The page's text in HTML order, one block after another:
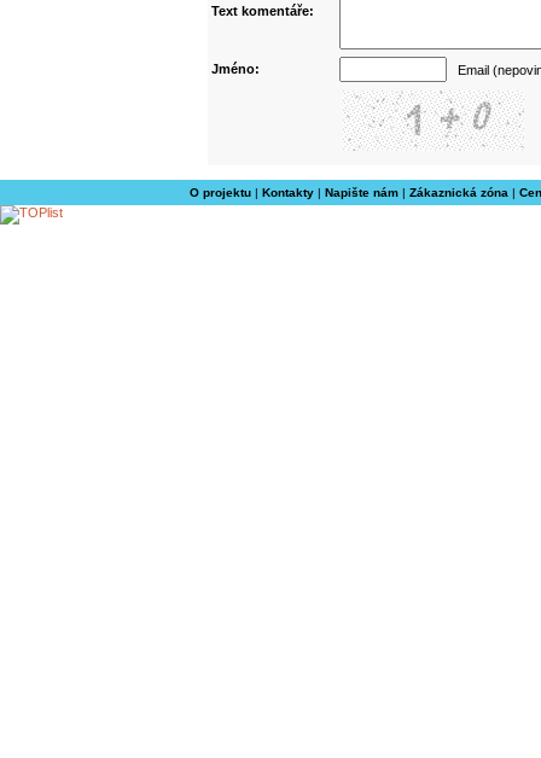
Text komentáře:
Jméno: Email
O projektu| Kontakty| Napište nám| Zákaznická zóna |